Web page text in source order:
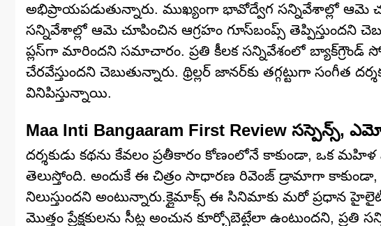
అభిప్రాయపడుతున్నారు. ముఖ్యంగా భావోద్వేగ సన్నివేశాల్లో ఆమె
సన్నివేశాల్లో ఆమె చూపించిన ఆగ్రహం గూస్‌బంప్స్ తెప్పిస్తుందని
ప్లస్‌గా మారిందని సమాచారం. ప్రతి కీలక సన్నివేశంలో బ్యాక్‌గ్రౌండ్
చేరవేస్తుందని చెబుతున్నారు. థ్రిల్లర్ జానర్‌కు తగ్గట్టుగా
వినిపిస్తున్నాయి.
Maa Inti Bangaaram First Review సస్పెన్స్,
దర్శకుడు కథను కేవలం ప్రతీకారం కోణంలోనే కాకుండా, ఒక
తెలుస్తోంది. అందుకే ఈ చిత్రం సాధారణ రివెంజ్ డ్రామాగా
నిలుస్తుందని అంటున్నారు.క్లైమాక్స్ ఈ సినిమాకు మరో ప్రధాన
మొత్తం ప్రేక్షకులను సీట్ల అంచున కూర్చోబెట్టేలా ఉంటుందని, ప్రతి